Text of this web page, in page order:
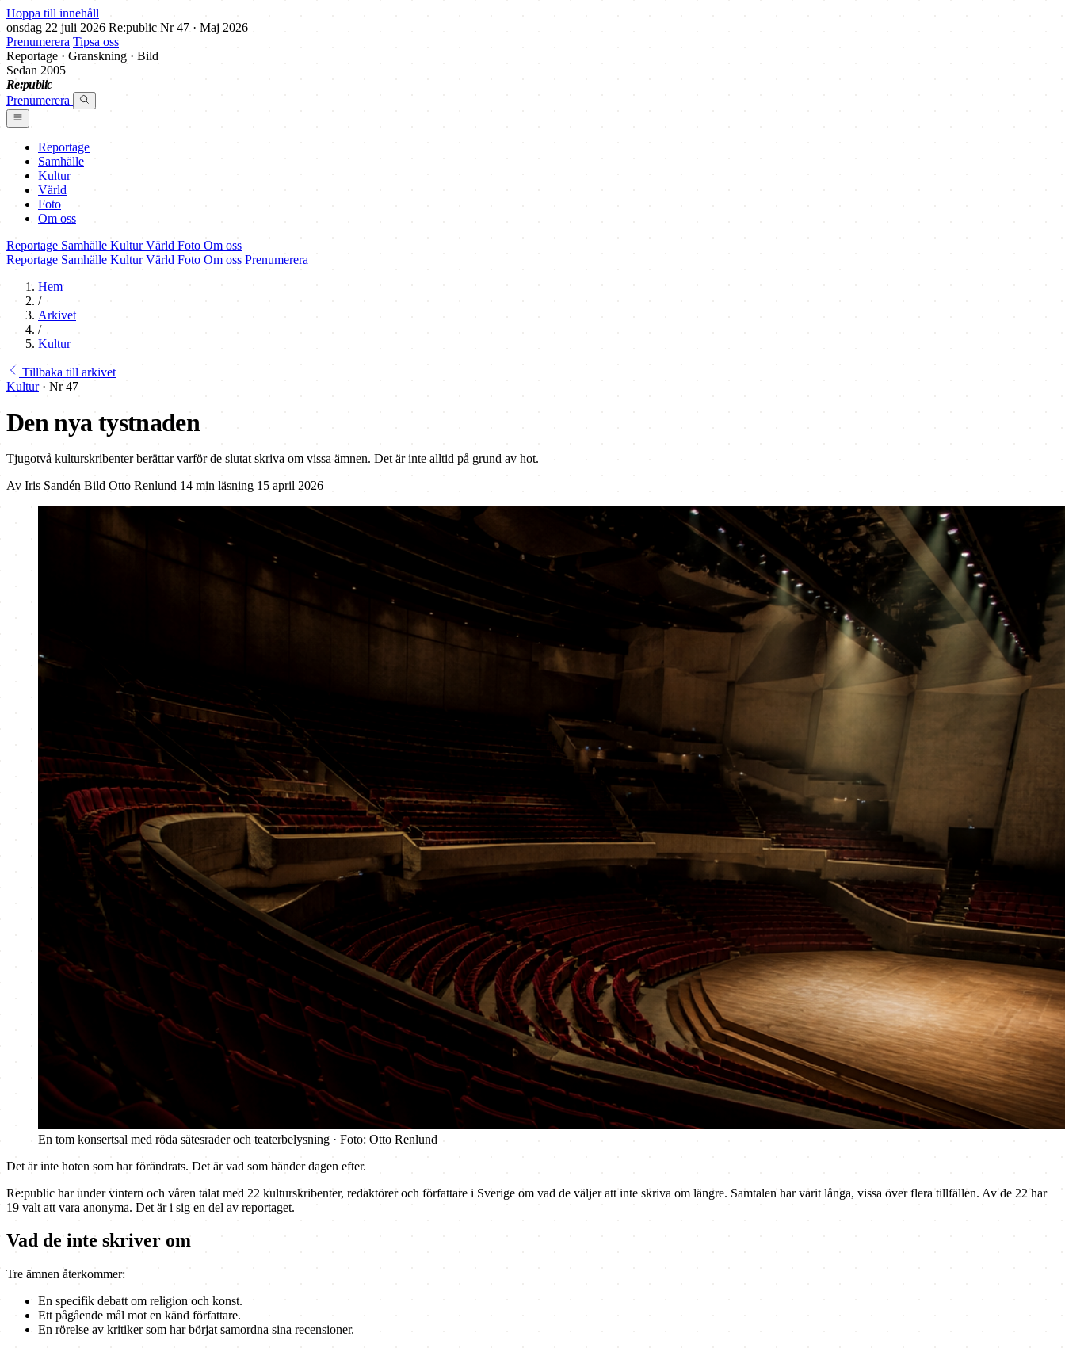
Hoppa till innehåll
onsdag 22 juli 2026 Re:public Nr 47 · Maj 2026
Prenumerera Tipsa oss
Reportage · Granskning · Bild
Sedan 2005
Re:public
Prenumerera
Reportage
Samhälle
Kultur
Värld
Foto
Om oss
Reportage Samhälle KulturVärld Foto Om oss
Reportage Samhälle KulturVärld Foto Om oss Prenumerera
Hem
/
Arkivet
/
Kultur
Tillbaka till arkivet
Kultur · Nr 47
Den nya tystnaden
Tjugotvå kulturskribenter berättar varför de slutat skriva om vissa ämnen. Det är inte alltid på grund av hot.
Av Iris Sandén Bild Otto Renlund 14 min läsning 15 april 2026
En tom konsertsal med röda sätesrader och teaterbelysning · Foto: Otto Renlund
Det är inte hoten som har förändrats. Det är vad som händer dagen efter.
Re:public har under vintern och våren talat med 22 kulturskribenter, redaktörer och författare i Sverige om vad de väljer att inte skriva om längre. Samtalen har varit långa, vissa över flera tillfällen. Av de 22 har
19 valt att vara anonyma. Det är i sig en del av reportaget.
Vad de inte skriver om
Tre ämnen återkommer:
En specifik debatt om religion och konst.
Ett pågående mål mot en känd författare.
En rörelse av kritiker som har börjat samordna sina recensioner.